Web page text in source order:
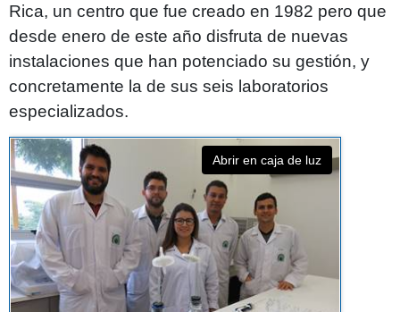
Rica, un centro que fue creado en 1982 pero que
desde enero de este año disfruta de nuevas
instalaciones que han potenciado su gestión, y
concretamente la de sus seis laboratorios
especializados.
Abrir en caja de luz